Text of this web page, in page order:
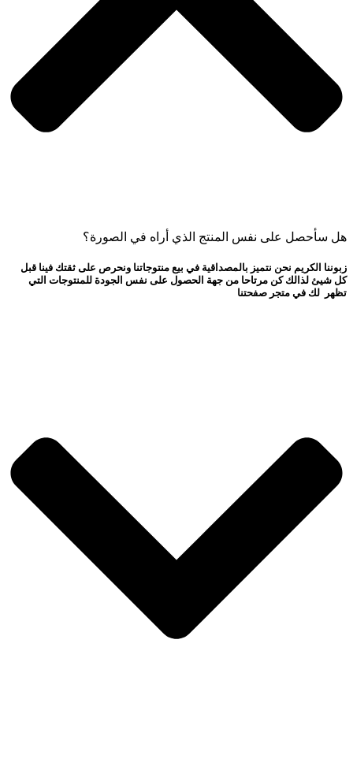
هل سأحصل على نفس المنتج الذي أراه في الصورة؟
زبوننا الكريم نحن نتميز بالمصداقية في بيع منتوجاتنا ونحرص على ثقتك فينا قبل
كل شيئ لذالك كن مرتاحا من جهة الحصول على نفس الجودة للمنتوجات التي
تظهر لك في متجر صفحتنا